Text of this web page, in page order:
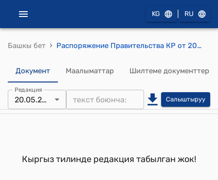
KG RU
Башкы бет › Распоряжение Правительства КР от 20 мая 2002 года №259-р (Одобрить прилагаемый проект Соглашения между Министерством образования и культуры Кыргызской Республики и Министерством образования Китайской Народной Республики о совместном учреждении Центра китайского языка и культуры при Бишкекском гуманитарном университете)
Документ Маалыматтар Шилтеме документтер
Редакция
20.05.2002 Салыштыруу
Кыргыз тилинде редакция табылган жок!